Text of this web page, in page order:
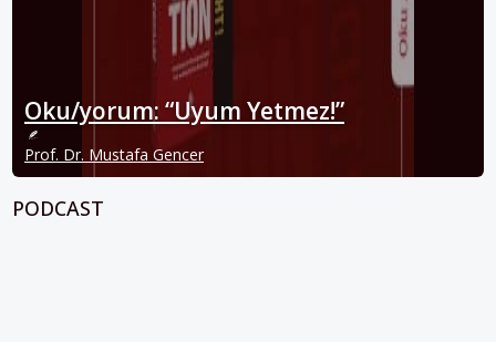
Oku/yorum: “Uyum Yetmez!”
Prof. Dr. Mustafa Gencer
PODCAST